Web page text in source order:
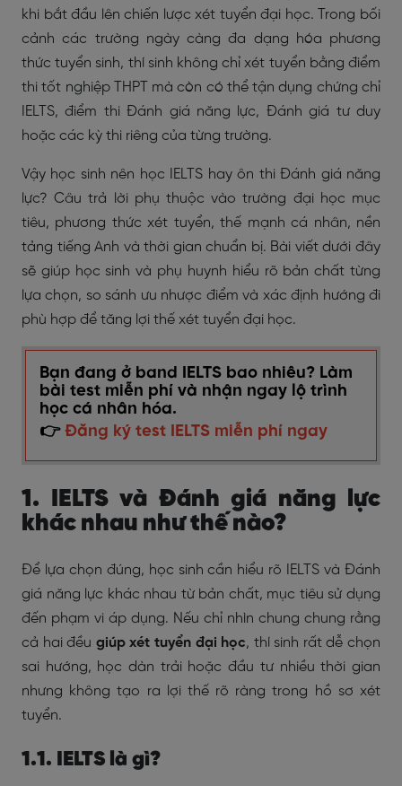
khi bắt đầu lên chiến lược xét tuyển đại học. Trong bối
cảnh các trường ngày càng đa dạng hóa phương
thức tuyển sinh, thí sinh không chỉ xét tuyển bằng điểm
thi tốt nghiệp THPT mà còn có thể tận dụng chứng chỉ
IELTS, điểm thi Đánh giá năng lực, Đánh giá tư duy
hoặc các kỳ thi riêng của từng trường.
Vậy học sinh nên học IELTS hay ôn thi Đánh giá năng
lực? Câu trả lời phụ thuộc vào trường đại học mục
tiêu, phương thức xét tuyển, thế mạnh cá nhân, nền
tảng tiếng Anh và thời gian chuẩn bị. Bài viết dưới đây
sẽ giúp học sinh và phụ huynh hiểu rõ bản chất từng
lựa chọn, so sánh ưu nhược điểm và xác định hướng đi
phù hợp để tăng lợi thế xét tuyển đại học.
Bạn đang ở band IELTS bao nhiêu? Làm
bài test miễn phí và nhận ngay lộ trình
học cá nhân hóa.
👉 Đăng ký test IELTS miễn phí ngay
1. IELTS và Đánh giá năng lực
khác nhau như thế nào?
Để lựa chọn đúng, học sinh cần hiểu rõ IELTS và Đánh
giá năng lực khác nhau từ bản chất, mục tiêu sử dụng
đến phạm vi áp dụng. Nếu chỉ nhìn chung chung rằng
cả hai đều giúp xét tuyển đại học, thí sinh rất dễ chọn
sai hướng, học dàn trải hoặc đầu tư nhiều thời gian
nhưng không tạo ra lợi thế rõ ràng trong hồ sơ xét
tuyển.
1.1. IELTS là gì?